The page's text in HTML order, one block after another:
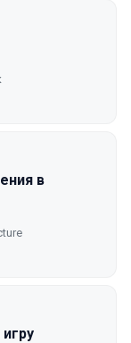
в